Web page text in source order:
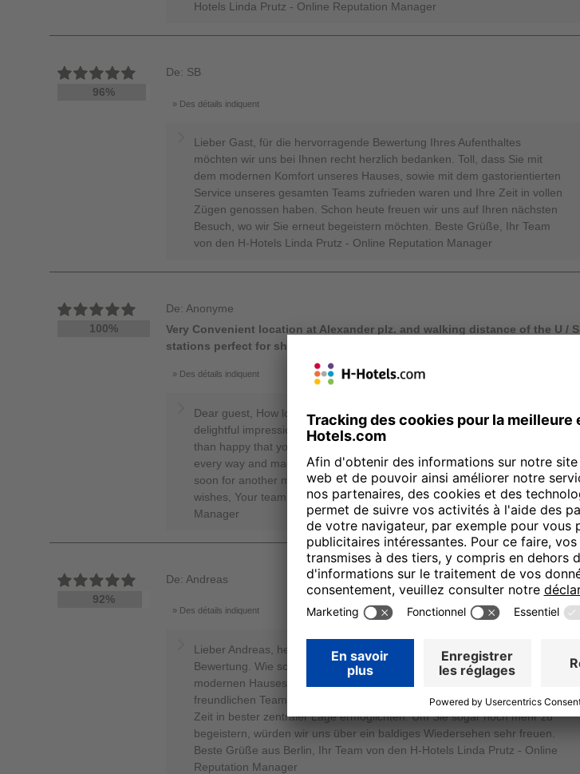
Hotels Linda Prutz - Online Reputation Manager
96%
De: SB
Des détails indiquent
Lieber Gast, für die hervorragende Bewertung Ihres Aufenthaltes
möchten wir uns bei Ihnen recht herzlich bedanken. Toll, dass Sie mit
dem modernen Komfort unseres Hauses, sowie mit dem gastorientierten
Service unseres gesamten Teams zufrieden waren und Ihre Zeit in vollen
Zügen genossen haben. Schon heute freuen wir uns auf Ihren nächsten
Besuch, wo wir Sie erneut begeistern möchten. Beste Grüße, Ihr Team
von den H-Hotels Linda Prutz - Online Reputation Manager
100%
De: Anonyme
Very Convenient location at Alexander plz. and walking distance of the U / S
stations perfect for short stay at Berlin
Des détails indiquent
Dear guest, How lovely to see your awesome feedback confirming the
delightful impressions of your recent stay at our H4 Hotel. We are more
than happy that your experiences met your idea of a pleasant abidance in
every way and made you share a beautiful review. Please come back
soon for another memorable time with us in the heart of Berlin. Best
wishes, Your team from the H-Hotels Linda Prutz - Online Reputation
Manager
92%
De: Andreas
Des détails indiquent
Lieber Andreas, herzlichen Dank für Ihren Aufenthalt und die super
Bewertung. Wie schön, dass Sie sich vom tollen Komfort unseres
modernen Hauses, sowie vom gastorientierten Service unseres
freundlichen Teams überzeugen konnten und wir Ihnen eine erholsame
Zeit in bester zentraler Lage ermöglichten. Um Sie sogar noch mehr zu
begeistern, würden wir uns über ein baldiges Wiedersehen sehr freuen.
Beste Grüße aus Berlin, Ihr Team von den H-Hotels Linda Prutz - Online
Reputation Manager